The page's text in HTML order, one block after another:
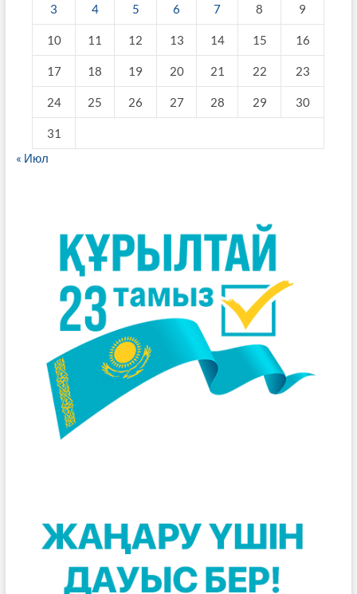
3 4 5 6 7 8 9
10 11 12 13 14 15 16
17 18 19 20 21 22 23
24 25 26 27 28 29 30
31
« Июл